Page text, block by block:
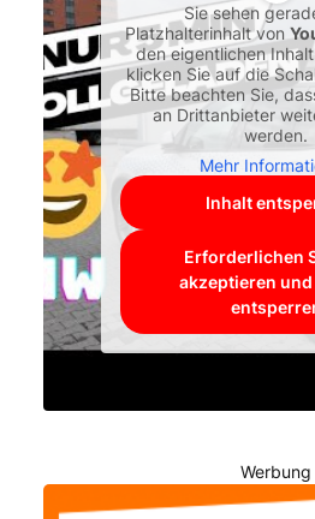
Sie sehen
Platzhalterinhalt von
den eigentlichen
klicken Sie auf die
Bitte beachten Sie,
an Drittanbieter
werden.
Mehr
Inhalt
Erforderlichen
akzeptieren
Werbung